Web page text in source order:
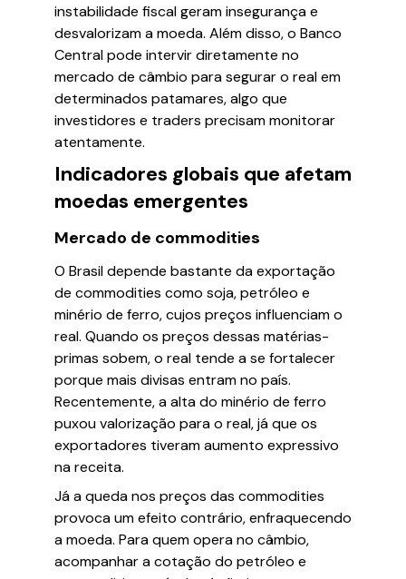
instabilidade fiscal geram insegurança e
desvalorizam a moeda. Além disso, o Banco
Central pode intervir diretamente no
mercado de câmbio para segurar o real em
determinados patamares, algo que
investidores e traders precisam monitorar
atentamente.
Indicadores globais que afetam
moedas emergentes
Mercado de commodities
O Brasil depende bastante da exportação
de commodities como soja, petróleo e
minério de ferro, cujos preços influenciam o
real. Quando os preços dessas matérias-
primas sobem, o real tende a se fortalecer
porque mais divisas entram no país.
Recentemente, a alta do minério de ferro
puxou valorização para o real, já que os
exportadores tiveram aumento expressivo
na receita.
Já a queda nos preços das commodities
provoca um efeito contrário, enfraquecendo
a moeda. Para quem opera no câmbio,
acompanhar a cotação do petróleo e